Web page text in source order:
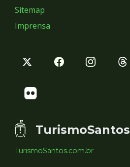
Sitemap
Imprensa
TurismoSantos
TurismoSantos.com.br